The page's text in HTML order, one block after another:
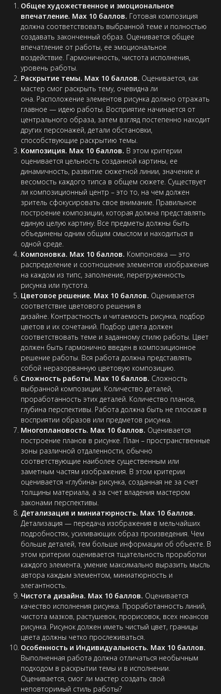
Общее художественное и эмоциональное
впечатление. Max 10 баллов. Готовая композиция
должна соответствовать выбранной теме и полностью
создавать законченный образ. Оценивается общее
впечатление от работы, ее эмоциональное
воздействие. Гармоничность, чистота исполнения,
уровень работы.
Раскрытие темы. Max 10 баллов. Оценивается, как
мастер смог раскрыть тему, очевидна ли
она. Расположение элементов рисунка должно отражать
главное — идею работы. Восприятие начинается от
центрального образа, затем взгляд постепенно находит
других персонажей, детали обстановки,
способствующие раскрытию темы.
Композиция. Max 10 баллов. В этом критерии
оценивается цельность созданной картины, ее
динамичность, развитие сюжетной линии, значение и
весомость каждого типса в общем сюжете. Существует
ли композиционный центр – это то, на чем должен
зритель сфокусировать свое внимание. Правильное
построение композиции, которая должна представлять
единую целую картину. Все предметы должны быть
объединены одним общим смыслом и находиться в
одной среде.
Компоновка. Max 10 баллов. Компоновка — это
распределение и соотношение элементов изображения
на каждом из типс, заполнение, перегруженность
рисунка или пустота.
Цветовое решение. Max 10 баллов. Оценивается
соответствие цветового решения в
дизайне. Контрастность и читаемость рисунка, подбор
цветов и их сочетаний. Подбор цвета должен
соответствовать теме и заданному стилю работы. Цвет
должен быть гармонично введен в композиционное
решение работы. Вся работа должна представлять
собой неразорванную цветовую композицию.
Сложность работы. Max 10 баллов. Сложность
выбранной композиции. Количество деталей,
проработанность этих деталей. Количество планов,
глубина перспективы. Работа должна быть не плоская в
восприятии образов или предметов рисунка.
Многоплановость. Max 10 баллов. Оценивается
построение планов в рисунке. План – пространственные
зоны различной отдаленности, обычно
соответствующие наиболее существенным или
заметным частям изображения. В этом критерии
оценивается «глубина» рисунка, созданная не за счет
толщины материала, а за счет владения мастером
законами перспективы.
Детализация и миниатюрность. Max 10 баллов.
Детализация — передача изображения в мельчайших
подробностях, усиливающих образ произведения. Чем
больше деталей, тем больше информации об объекте. В
этом критерии оценивается тщательность проработки
каждого элемента, умение максимально выразить мысль
автора каждым элементом, миниатюрность и
элегантность.
Чистота дизайна. Max 10 баллов. Оценивается
качество исполнения рисунка. Проработанность линий,
чистота мазков, растушевок, прорисовок, всех нюансов
рисунка. Рисунок должен иметь чистый цвет, границы
цвета должны четко прослеживаться.
Особенность и Индивидуальность. Max 10 баллов.
Выполненная работа должна отличаться необычным
подходом в раскрытии темы и в исполнении.
Оценивается, смог ли мастер создать свой
неповторимый стиль работы?